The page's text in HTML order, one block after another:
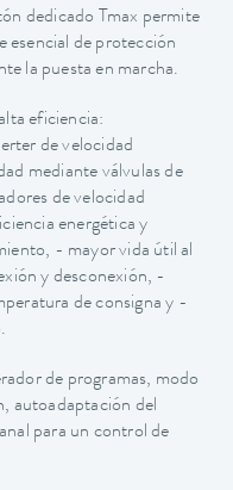
dedicado Tmax permite
esencial de protección
la puesta en marcha.
eficiencia:
de velocidad
mediante válvulas de
de velocidad
energética y
- mayor vida útil al
y desconexión, -
de consigna y -
de programas, modo
autoadaptación del
para un control de